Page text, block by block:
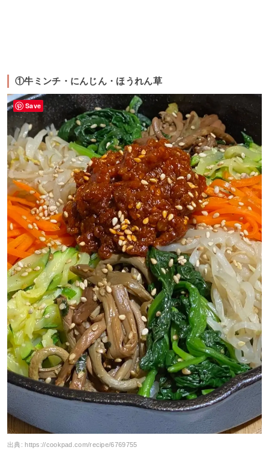
①牛ミンチ・にんじん・ほうれん草
出典:https://cookpad.com/recipe/6769755
Save